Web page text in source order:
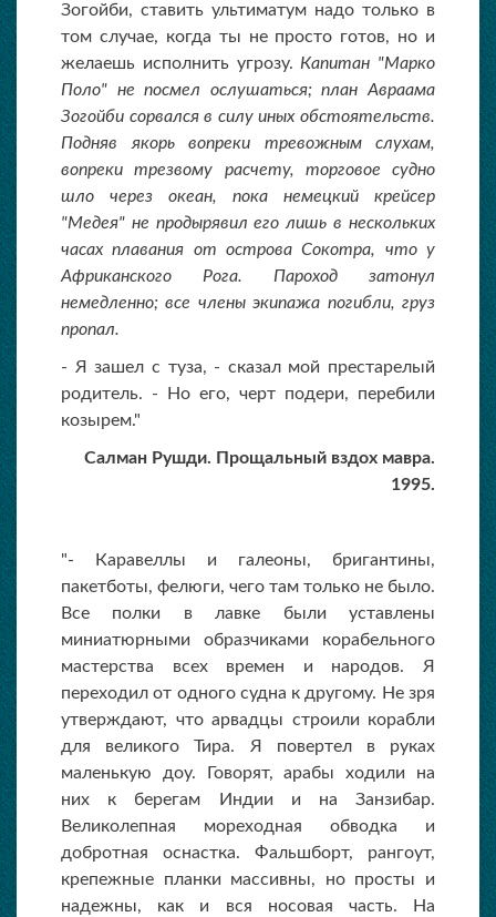
Зогойби, ставить ультиматум надо только в
том случае, когда ты не просто готов, но и
желаешь исполнить угрозу. Капитан "Марко
Поло" не посмел ослушаться; план Авраама
Зогойби сорвался в силу иных обстоятельств.
Подняв якорь вопреки тревожным слухам,
вопреки трезвому расчету, торговое судно
шло через океан, пока немецкий крейсер
"Медея" не продырявил его лишь в нескольких
часах плавания от острова Сокотра, что у
Африканского Рога. Пароход затонул
немедленно; все члены экипажа погибли, груз
пропал.
- Я зашел с туза, - сказал мой престарелый
родитель. - Но его, черт подери, перебили
козырем."
Салман Рушди. Прощальный вздох мавра.
1995.
"- Каравеллы и галеоны, бригантины,
пакетботы, фелюги, чего там только не было.
Все полки в лавке были уставлены
миниатюрными образчиками корабельного
мастерства всех времен и народов. Я
переходил от одного судна к другому. Не зря
утверждают, что арвадцы строили корабли
для великого Тира. Я повертел в руках
маленькую доу. Говорят, арабы ходили на
них к берегам Индии и на Занзибар.
Великолепная мореходная обводка и
добротная оснастка. Фальшборт, рангоут,
крепежные планки массивны, но просты и
надежны, как и вся носовая часть. На